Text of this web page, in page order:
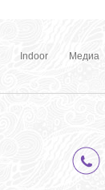
Indoor Медиа